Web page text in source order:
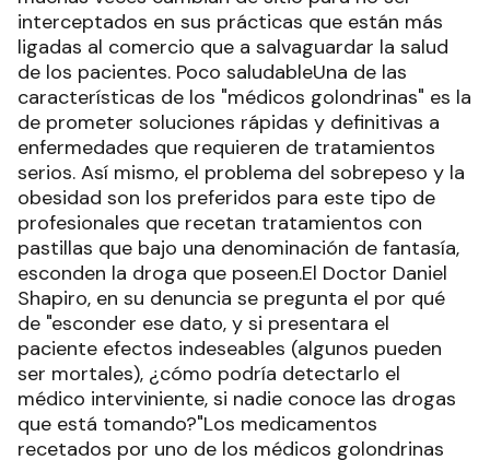
interceptados en sus prácticas que están más
ligadas al comercio que a salvaguardar la salud
de los pacientes. Poco saludableUna de las
características de los "médicos golondrinas" es la
de prometer soluciones rápidas y definitivas a
enfermedades que requieren de tratamientos
serios. Así mismo, el problema del sobrepeso y la
obesidad son los preferidos para este tipo de
profesionales que recetan tratamientos con
pastillas que bajo una denominación de fantasía,
esconden la droga que poseen.El Doctor Daniel
Shapiro, en su denuncia se pregunta el por qué
de "esconder ese dato, y si presentara el
paciente efectos indeseables (algunos pueden
ser mortales), ¿cómo podría detectarlo el
médico interviniente, si nadie conoce las drogas
que está tomando?"Los medicamentos
recetados por uno de los médicos golondrinas